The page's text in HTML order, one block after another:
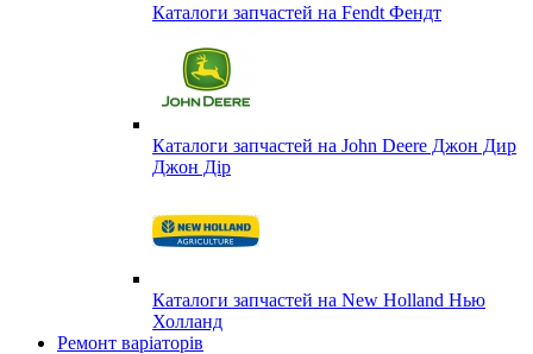
Каталоги запчастей на Fendt Фендт
Каталоги запчастей на John Deere Джон Дир
Джон Дір
Каталоги запчастей на New Holland Нью
Холланд
Ремонт варіаторів